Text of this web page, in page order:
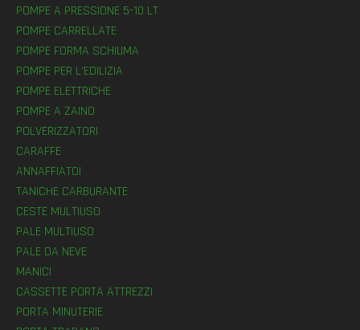
POMPE A PRESSIONE 5-10 LT
POMPE CARRELLATE
POMPE FORMA SCHIUMA
POMPE PER L’EDILIZIA
POMPE ELETTRICHE
POMPE A ZAINO
POLVERIZZATORI
CARAFFE
ANNAFFIATOI
TANICHE CARBURANTE
CESTE MULTIUSO
PALE MULTIUSO
PALE DA NEVE
MANICI
CASSETTE PORTA ATTREZZI
PORTA MINUTERIE